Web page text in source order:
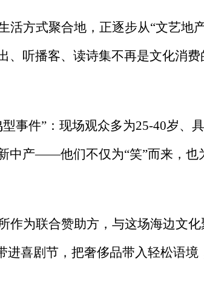
活方式聚合地，正逐步从“文艺地
、听播客、读诗集不再是文化消费
型事件”：现场观众多为25-40岁、
中产——他们不仅为“笑”而来，也
作为联合赞助方，与这场海边文
进喜剧节，把奢侈品带入轻松语境